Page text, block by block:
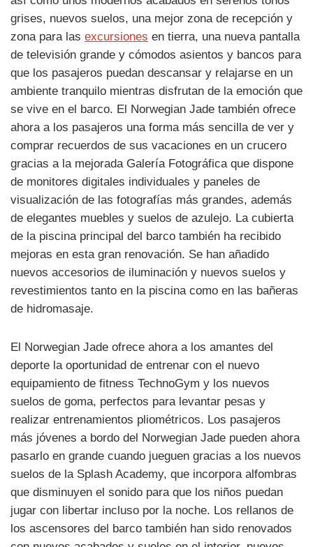
grises, nuevos suelos, una mejor zona de recepción y
zona para las excursiones en tierra, una nueva pantalla
de televisión grande y cómodos asientos y bancos para
que los pasajeros puedan descansar y relajarse en un
ambiente tranquilo mientras disfrutan de la emoción que
se vive en el barco. El Norwegian Jade también ofrece
ahora a los pasajeros una forma más sencilla de ver y
comprar recuerdos de sus vacaciones en un crucero
gracias a la mejorada Galería Fotográfica que dispone
de monitores digitales individuales y paneles de
visualización de las fotografías más grandes, además
de elegantes muebles y suelos de azulejo. La cubierta
de la piscina principal del barco también ha recibido
mejoras en esta gran renovación. Se han añadido
nuevos accesorios de iluminación y nuevos suelos y
revestimientos tanto en la piscina como en las bañeras
de hidromasaje.
El Norwegian Jade ofrece ahora a los amantes del
deporte la oportunidad de entrenar con el nuevo
equipamiento de fitness TechnoGym y los nuevos
suelos de goma, perfectos para levantar pesas y
realizar entrenamientos pliométricos. Los pasajeros
más jóvenes a bordo del Norwegian Jade pueden ahora
pasarlo en grande cuando jueguen gracias a los nuevos
suelos de la Splash Academy, que incorpora alfombras
que disminuyen el sonido para que los niños puedan
jugar con libertar incluso por la noche. Los rellanos de
los ascensores del barco también han sido renovados